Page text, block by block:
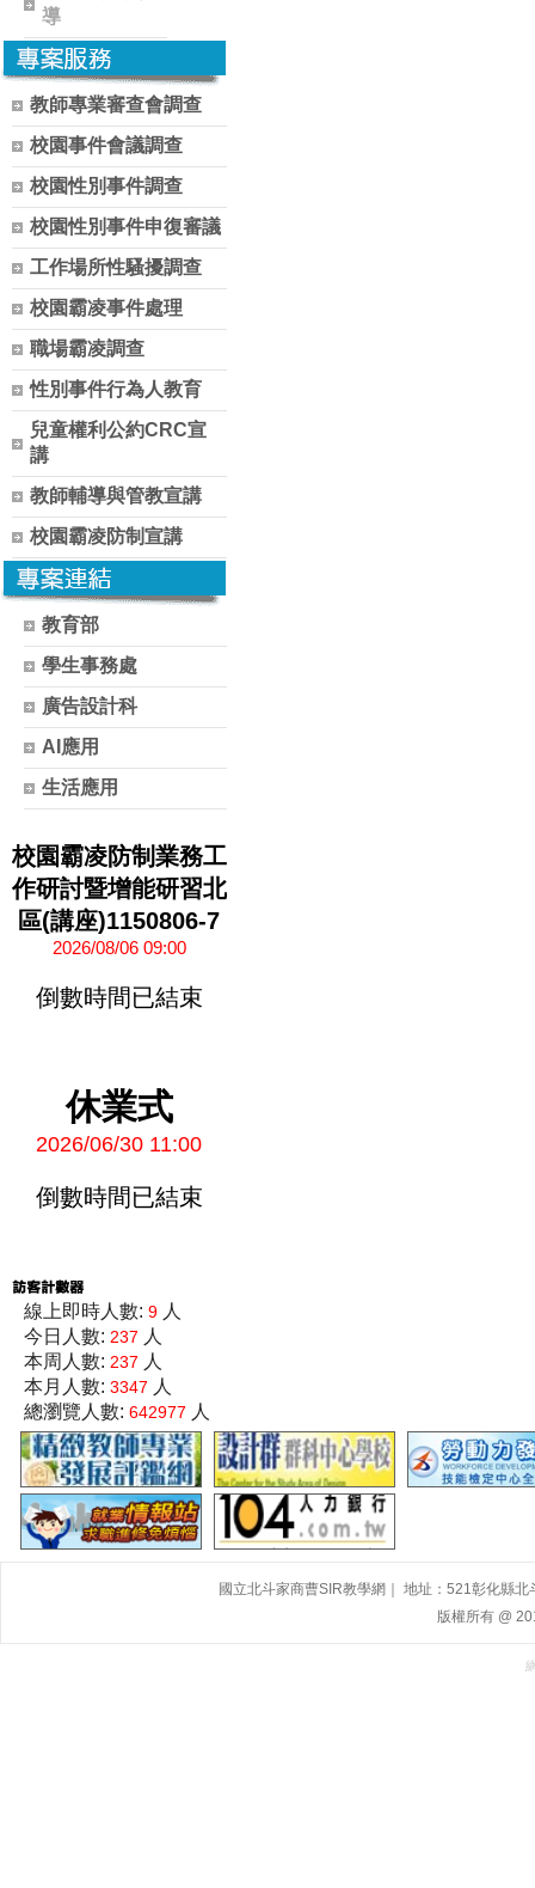
導
教師專業審查會調查
校園事件會議調查
校園性別事件調查
校園性別事件申復審議
工作場所性騷擾調查
校園霸凌事件處理
職場霸凌調查
性別事件行為人教育
兒童權利公約CRC宣
講
教師輔導與管教宣講
校園霸凌防制宣講
教育部
學生事務處
廣告設計科
AI應用
生活應用
校園霸凌防制業務工
作研討暨增能研習北
區(講座)1150806-7
2026/08/06 09:00
倒數時間已結束
休業式
2026/06/30 11:00
倒數時間已結束
線上即時人數: 9 人
今日人數: 237 人
本周人數: 237 人
本月人數: 3347 人
總瀏覽人數: 642977 人
國立北斗家商曹SIR教學網｜ 地址：521彰化縣
版權所有 @